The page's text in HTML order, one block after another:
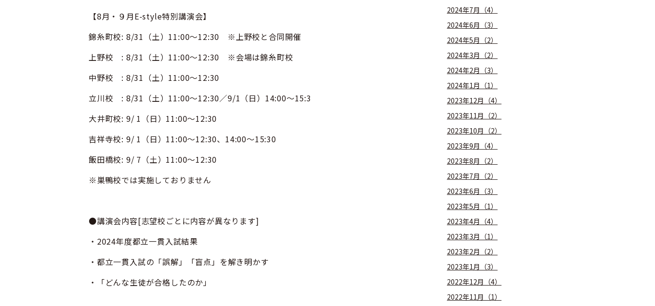
【8月・９月E-style特別講演会】
錦糸町校: 8/31（土）11:00～12:30 ※上野校と合同開催
上野校 : 8/31（土）11:00～12:30 ※会場は錦糸町校
中野校 : 8/31（土）11:00～12:30
立川校 : 8/31（土）11:00～12:30／9/1（日）14:00～15:3
大井町校: 9/ 1（日）11:00～12:30
吉祥寺校: 9/ 1（日）11:00～12:30、14:00～15:30
飯田橋校: 9/ 7（土）11:00～12:30
※巣鴨校では実施しておりません
●講演会内容[志望校ごとに内容が異なります]
・2024年度都立一貫入試結果
・都立一貫入試の「誤解」「盲点」を解き明かす
・「どんな生徒が合格したのか」
2024年7月（4）
2024年6月（3）
2024年5月（2）
2024年3月（2）
2024年2月（3）
2024年1月（1）
2023年12月（4）
2023年11月（2）
2023年10月（2）
2023年9月（4）
2023年8月（2）
2023年7月（2）
2023年6月（3）
2023年5月（1）
2023年4月（4）
2023年3月（1）
2023年2月（2）
2023年1月（3）
2022年12月（4）
2022年11月（1）